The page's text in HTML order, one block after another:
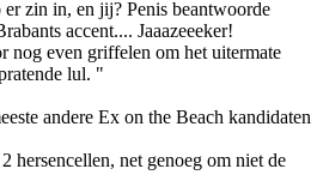
zin in, en jij? Penis beantwoorde
accent.... Jaaazeeeker!
nog even griffelen om het uitermate
lul. "
andere Ex on the Beach kandidaten
hersencellen, net genoeg om niet de